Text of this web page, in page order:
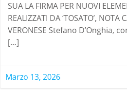
SUA LA FIRMA PER NUOVI
REALIZZATI DA ‘TOSATO’, NOTA
VERONESE Stefano D’Onghia,
[…]
Marzo 13, 2026